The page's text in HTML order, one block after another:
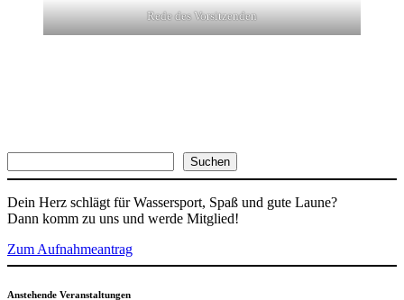
Rede des Vorsitzenden
Suchen
Dein Herz schlägt für Wassersport, Spaß und gute Laune?
Dann komm zu uns und werde Mitglied!
Zum Aufnahmeantrag
Anstehende Veranstaltungen